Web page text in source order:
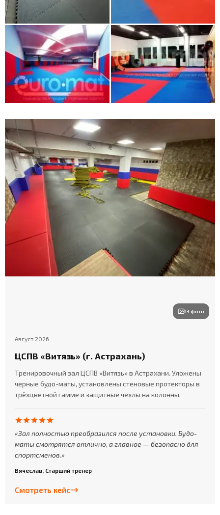
13 фото
Август 2026
ЦСПВ «Витязь» (г. Астрахань)
Тренировочный зал ЦСПВ «Витязь» в Астрахани. Уложены
черные будо-маты, установлены стеновые протекторы в
трёхцветной гамме и защитные чехлы на колонны.
Зал полностью преобразился после установки. Будо-
маты смотрятся отлично, а главное — безопасно для
спортсменов.
Вячеслав, Старший тренер
Смотреть кейс